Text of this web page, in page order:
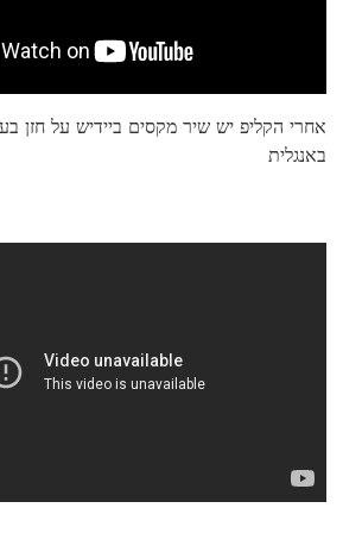
אחרי הקליפ יש שיר מקסים ביידיש על חזן
באנגלית